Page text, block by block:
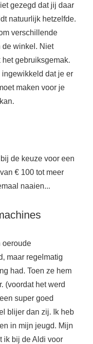
gezegd dat jij daar
natuurlijk hetzelfde.
verschillende
de winkel. Niet
gebruiksgemak.
dat je er
maken voor je
de keuze voor een
€ 100 tot meer
naaien...
oeroude
maar regelmatig
had. Toen ze hem
(voordat het werd
super goed
blijer dan zij. Ik heb
in mijn jeugd. Mijn
ik bij de Aldi voor